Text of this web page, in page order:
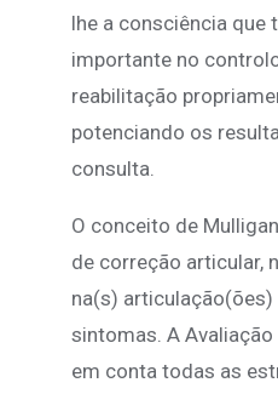
lhe a consciência que
importante no
reabilitação
potenciando os
consulta.
O conceito de
de correção articular,
na(s)
sintomas. A
em conta todas as